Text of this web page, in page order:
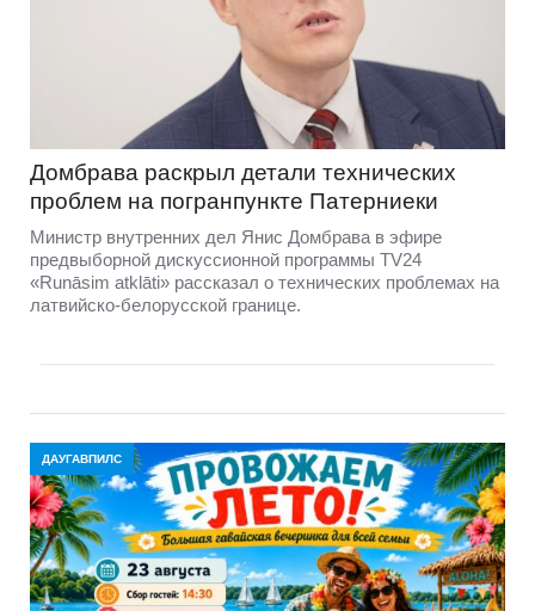
Домбравa раскрыл детали технических
проблем на погранпункте Патерниеки
Министр внутренних дел Янис Домбрава в эфире
предвыборной дискуссионной программы TV24
«Runāsim atklāti» рассказал о технических проблемах на
латвийско-белорусской границе.
ДАУГАВПИЛС